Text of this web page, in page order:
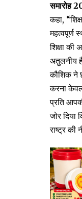
समारोह
कहा,
महत्वपूर्ण
शिक्षा
अतुलनीय
कौशिक ने
करना
प्रति
जोर दिया
राष्ट्र की